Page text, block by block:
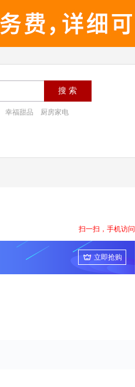
幸福甜品 厨房家电
扫一扫，手机访问
立即抢购